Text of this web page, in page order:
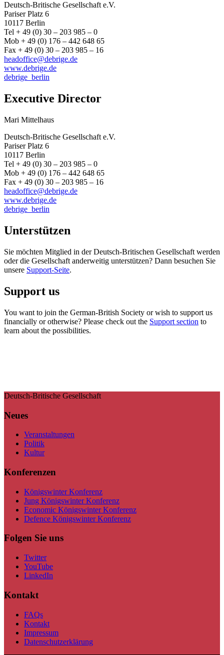
Deutsch-Britische Gesellschaft e.V.
Pariser Platz 6
10117 Berlin
Tel + 49 (0) 30 – 203 985 – 0
Mob + 49 (0) 176 – 442 648 65
Fax + 49 (0) 30 – 203 985 – 16
headoffice@debrige.de
www.debrige.de
debrige_berlin
Executive Director
Mari Mittelhaus
Deutsch-Britische Gesellschaft e.V.
Pariser Platz 6
10117 Berlin
Tel + 49 (0) 30 – 203 985 – 0
Mob + 49 (0) 176 – 442 648 65
Fax + 49 (0) 30 – 203 985 – 16
headoffice@debrige.de
www.debrige.de
debrige_berlin
Unterstützen
Sie möchten Mitglied in der Deutsch-Britischen Gesellschaft werden
oder die Gesellschaft anderweitig unterstützen? Dann besuchen Sie
unsere Support-Seite.
Support us
You want to join the German-British Society or wish to support us
financially or otherwise? Please check out the Support section to
learn about the possibilities.
Deutsch-Britische Gesellschaft
Neues
Veranstaltungen
Politik
Kultur
Konferenzen
Königswinter Konferenz
Jung Königswinter Konferenz
Economic Königswinter Konferenz
Defence Königswinter Konferenz
Folgen Sie uns
Twitter
YouTube
LinkedIn
Kontakt
FAQs
Kontakt
Impressum
Datenschutzerklärung